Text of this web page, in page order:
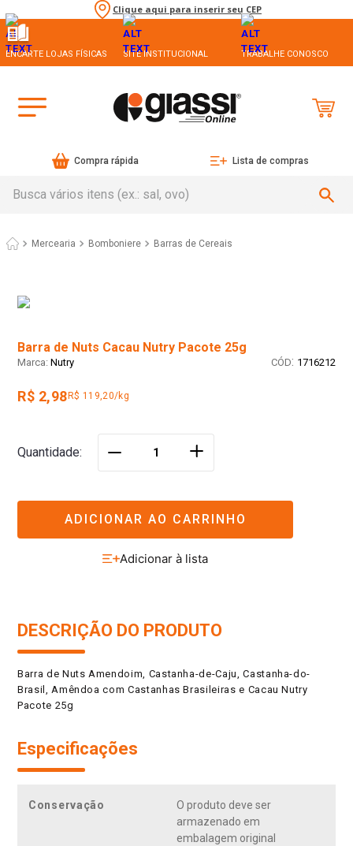
Clique aqui para inserir seu CEP
ENCARTE LOJAS FÍSICAS SITE INSTITUCIONAL TRABALHE CONOSCO
Compra rápida Lista de compras
Mercearia Bomboniere Barras de Cereais
Barra de Nuts Cacau Nutry Pacote 25g
Nutry : 1716212
R$ 2,98 R$ 119,20/kg
Quantidade ＋
ADICIONAR AO CARRINHO
DESCRIÇÃO DO PRODUTO
Barra de Nuts Amendoim, Castanha-de-Caju, Castanha-do-
Brasil, Amêndoa com Castanhas Brasileiras e Cacau Nutry
Pacote 25g
Especificações
Conservação
O produto deve ser
armazenado em
embalagem original